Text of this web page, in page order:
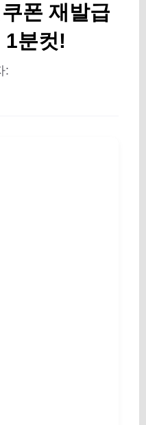
폰 재발급
1분컷!
: